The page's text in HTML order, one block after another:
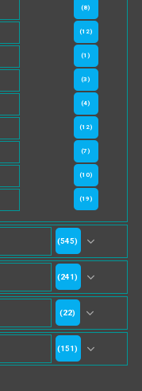
(8)
(12)
(1)
(3)
(4)
(12)
(7)
(10)
(19)
(545)
(241)
(22)
(151)